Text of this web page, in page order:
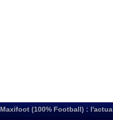
Maxifoot (100% Football) :